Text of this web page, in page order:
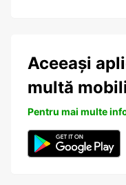
Aceeași
multă
Pentru mai multe